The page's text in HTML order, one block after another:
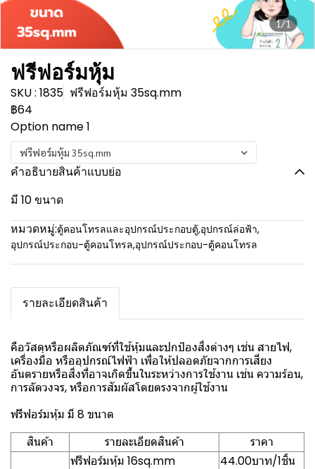
1/1
ฟรีฟอร์มหุ้ม
SKU : 1835 ฟรีฟอร์มหุ้ม 35sq.mm
฿64
Option name 1
ฟรีฟอร์มหุ้ม 35sq.mm
คำอธิบายสินค้าแบบย่อ
มี 10 ขนาด
หมวดหมู่:ตู้คอนโทรลและอุปกรณ์ประกอบตู้,อุปกรณ์ล่อฟ้า,
อุปกรณ์ประกอบ-ตู้คอนโทรล,อุปกรณ์ประกอบ-ตู้คอนโทรล
รายละเอียดสินค้า
คือวัสดุหรือผลิตภัณฑ์ที่ใช้หุ้มและปกป้องสิ่งต่างๆ เช่น สายไฟ,
เครื่องมือ หรืออุปกรณ์ไฟฟ้า เพื่อให้ปลอดภัยจากการเสี่ยง
อันตรายหรือสิ่งที่อาจเกิดขึ้นในระหว่างการใช้งาน เช่น ความร้อน,
การลัดวงจร, หรือการสัมผัสโดยตรงจากผู้ใช้งาน
ฟรีฟอร์มหุ้ม มี 8 ขนาด
สินค้า
รายละเอียดสินค้า
ราคา
ฟรีฟอร์มหุ้ม 16sq.mm
44.00บาท/1ชิ้น